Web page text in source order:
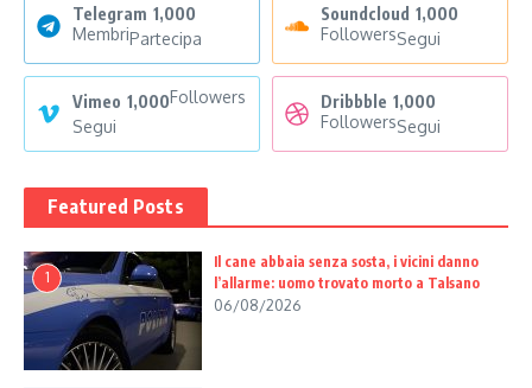
Telegram 1,000
MembriPartecipa
Soundcloud 1,000
FollowersSegui
Vimeo 1,000Followers
Segui
Dribbble 1,000
FollowersSegui
Featured Posts
1
Il cane abbaia senza sosta, i vicini danno
l’allarme: uomo trovato morto a Talsano
06/08/2026